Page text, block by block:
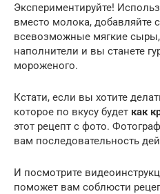
Экспериментируйте!
вместо молока, добавляйте
всевозможные мягкие
наполнители и вы станете
мороженого.
Кстати, если вы хотите
которое по вкусу будет как
этот рецепт с фото.
вам последовательность
И посмотрите
поможет вам соблюсти